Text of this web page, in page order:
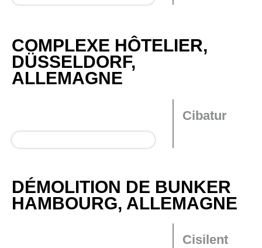
COMPLEXE HÔTELIER,
DÜSSELDORF,
ALLEMAGNE
Cibatur
DÉMOLITION DE BUNKER
HAMBOURG, ALLEMAGNE
Cisilent